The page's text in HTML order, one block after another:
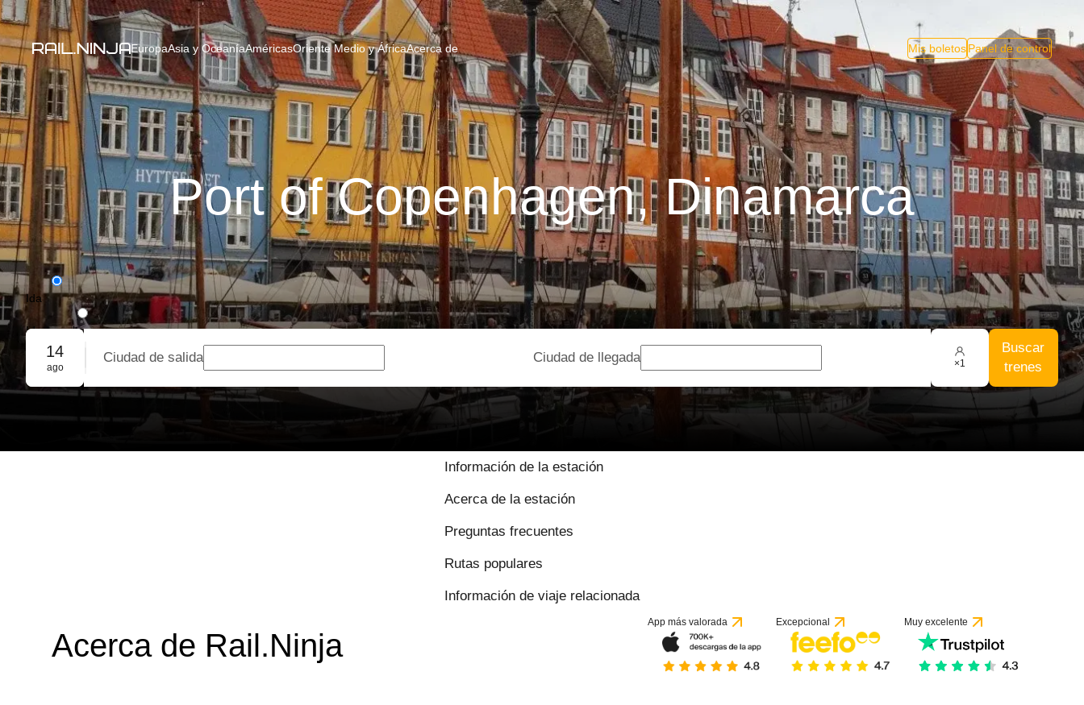
EuropaAsia y OceaníaAméricasOriente Medio y ÁfricaAcerca de Mis boletosPanel de control
Port of Copenhagen, Dinamarca
Ida
Ida y vuelta
Reserva grupal
14
ago
Ciudad de salida Ciudad de llegada ×1
Buscar
trenes
Información de la estación
Acerca de la estación
Preguntas frecuentes
Rutas populares
Información de viaje relacionada
Acerca de Rail.Ninja
App más valorada Excepcional Muy excelente